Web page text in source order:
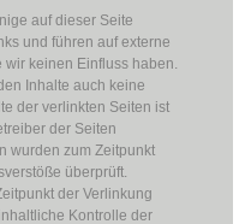
auf dieser Seite
und führen auf externe
keinen Einfluss haben.
Inhalte auch keine
der verlinkten Seiten ist
der Seiten
wurden zum Zeitpunkt
überprüft.
der Verlinkung
Kontrolle der